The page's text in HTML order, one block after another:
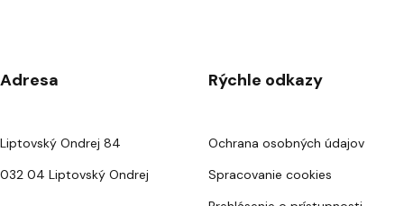
Adresa
Liptovský Ondrej 84
032 04 Liptovský Ondrej
Rýchle odkazy
Ochrana osobných údajov
Spracovanie cookies